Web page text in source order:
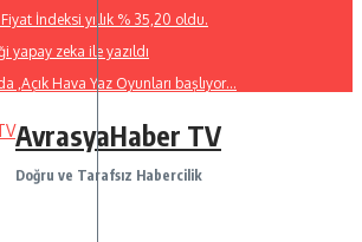
İndeksi yıllık % 35,20 oldu.
yapay zeka ile yazıldı
,Açık Hava Yaz Oyunları başlıyor…
AvrasyaHaber TV
Doğru ve Tarafsız Habercilik